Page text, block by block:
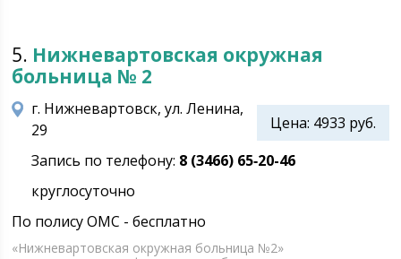
5. Нижневартовская окружная
больница № 2
Цена: 4933 руб.
г. Нижневартовск, ул. Ленина,
29
Запись по телефону: 8 (3466) 65‑20-46
круглосуточно
По полису ОМС - бесплатно
«Нижневартовская окружная больница №2»